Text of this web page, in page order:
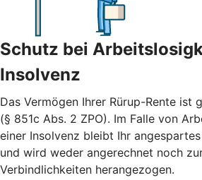
Schutz bei
Insolvenz
Das Vermögen Ihrer Rürup-Rente ist
(§ 851c Abs. 2 ZPO). Im Falle von
einer Insolvenz bleibt Ihr
und wird weder angerechnet noch
Verbindlichkeiten herangezogen.